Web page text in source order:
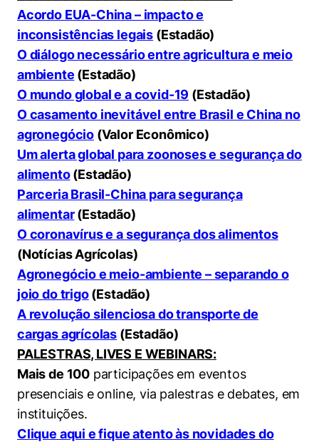
Acordo EUA-China – impacto e
inconsistências legais (Estadão)
O diálogo necessário entre agricultura e meio
ambiente (Estadão)
O mundo global e a covid-19 (Estadão)
O casamento inevitável entre Brasil e China no
agronegócio (Valor Econômico)
Um alerta global para zoonoses e segurança do
alimento(Estadão)
Parceria Brasil-China para segurança
alimentar(Estadão)
O coronavírus e a segurança dos alimentos
(Notícias Agrícolas)
Agronegócio e meio-ambiente – separando o
joio do trigo(Estadão)
A revolução silenciosa do transporte de
cargas agrícolas (Estadão)
PALESTRAS, LIVES E WEBINARS:
Mais de 100 participações em eventos
presenciais e online, via palestras e debates, em
instituições.
Clique aqui e fique atento às novidades do